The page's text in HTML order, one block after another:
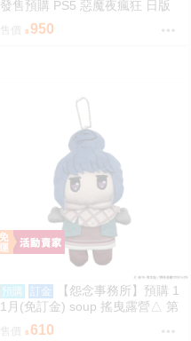
發售預購 PS5 惡魔夜瘋狂 日版
售價 950
預購 訂金
【怨念事務所】預購 1
1月(免訂金) soup 搖曳露營△ 第
3季 Q版珠鍊布偶吊飾 娃娃 玩偶
志摩凜 0825
610